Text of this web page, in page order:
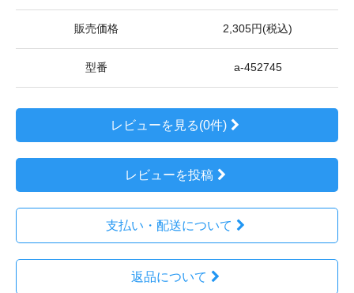
販売価格 2,305円(税込)
型番 a-452745
レビューを見る(0件)
レビューを投稿
支払い・配送について
返品について